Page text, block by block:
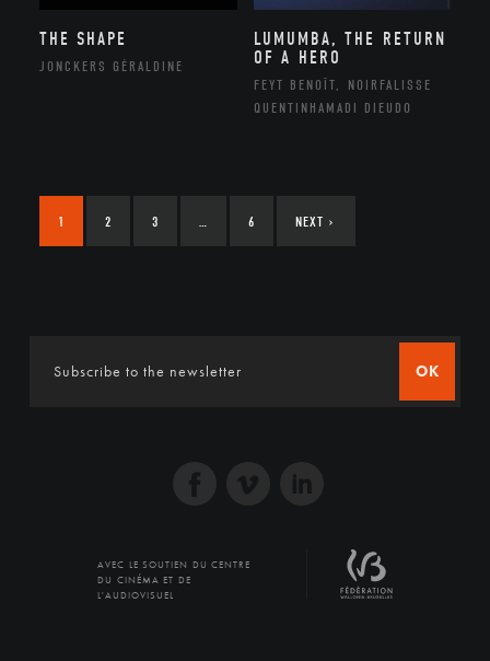
THE SHAPE
JONCKERS GÉRALDINE
LUMUMBA, THE RETURN
OF A HERO
FEYT BENOÎT, NOIRFALISSE
QUENTINHAMADI DIEUDO
1 2 3 6 NEXT ›
OK
AVEC LE SOUTIEN DU CENTRE
DU CINÉMA ET DE
L'AUDIOVISUEL